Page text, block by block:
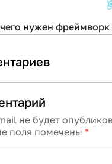
нужен фреймворк
не будет
поля помечены *